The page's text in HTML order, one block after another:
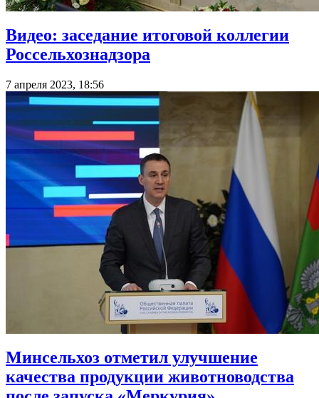
Видео: заседание итоговой коллегии
Россельхознадзора
7 апреля 2023, 18:56
Минсельхоз отметил улучшение
качества продукции животноводства